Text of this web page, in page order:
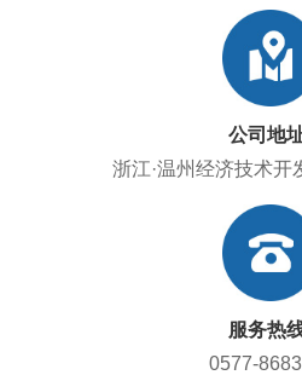
公司地
浙江·温州经济技术开
服务热
0577-